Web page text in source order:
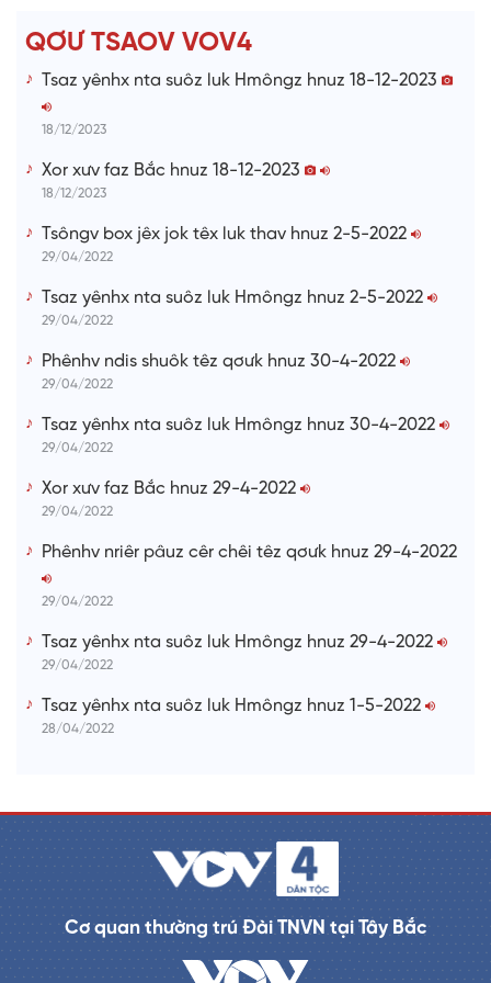
QƠƯ TSAOV VOV4
Tsaz yênhx nta suôz luk Hmôngz hnuz 18-12-2023
18/12/2023
Xor xưv faz Bắc hnuz 18-12-2023
18/12/2023
Tsôngv box jêx jok têx luk thav hnuz 2-5-2022
29/04/2022
Tsaz yênhx nta suôz luk Hmôngz hnuz 2-5-2022
29/04/2022
Phênhv ndis shuôk têz qơưk hnuz 30-4-2022
29/04/2022
Tsaz yênhx nta suôz luk Hmôngz hnuz 30-4-2022
29/04/2022
Xor xưv faz Bắc hnuz 29-4-2022
29/04/2022
Phênhv nriêr pâuz cêr chêi têz qơưk hnuz 29-4-2022
29/04/2022
Tsaz yênhx nta suôz luk Hmôngz hnuz 29-4-2022
29/04/2022
Tsaz yênhx nta suôz luk Hmôngz hnuz 1-5-2022
28/04/2022
Cơ quan thường trú Đài TNVN tại Tây Bắc